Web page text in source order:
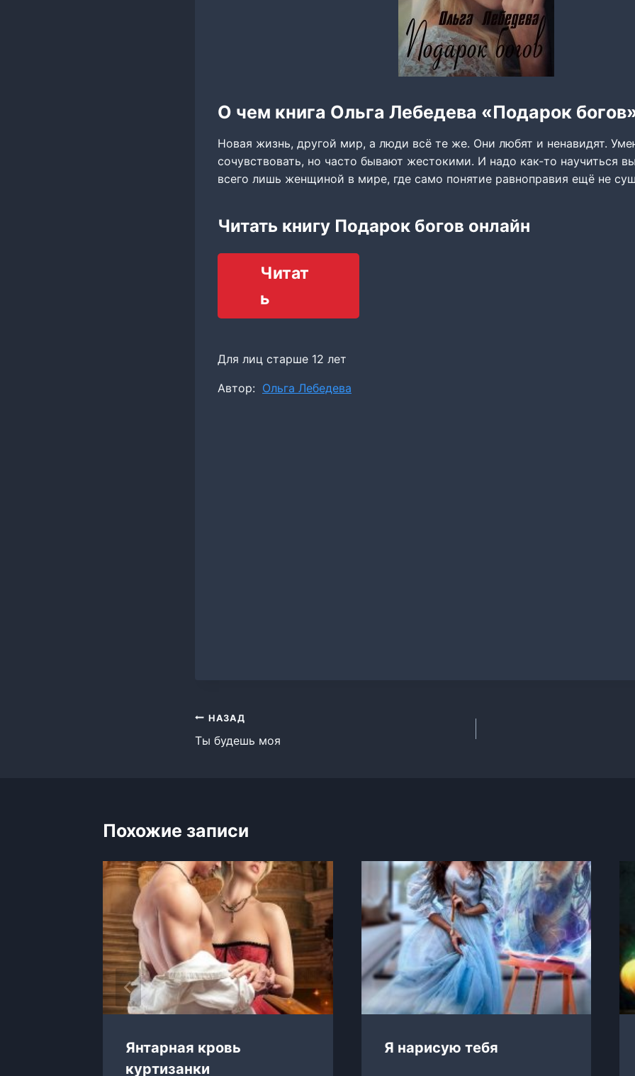
О чем книга Ольга Лебедева «Подарок
Новая жизнь, другой мир, а люди всё те же. Они любят и ненавидят.
сочувствовать, но часто бывают жестокими. И надо как-то научиться
всего лишь женщиной в мире, где само понятие равноправия ещё не
Читать книгу Подарок богов онлайн
Читат
ь
Для лиц старше 12 лет
Метки
Автор: Ольга Лебедева
Навигация
по
НАЗАД
Ты будешь моя
Похожие записи
Янтарная кровь
куртизанки
Я нарисую тебя